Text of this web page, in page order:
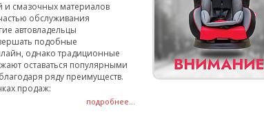
и смазочных материалов
обслуживания
автовладельцы
подобные
однако традиционные
оставаться популярными
ряду преимуществ.
продаж:
подробнее...